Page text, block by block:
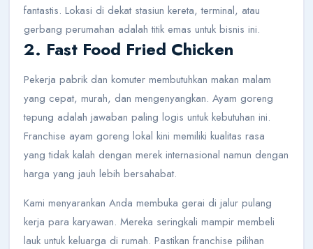
fantastis. Lokasi di dekat stasiun kereta, terminal, atau
gerbang perumahan adalah titik emas untuk bisnis ini.
2. Fast Food Fried Chicken
Pekerja pabrik dan komuter membutuhkan makan malam
yang cepat, murah, dan mengenyangkan. Ayam goreng
tepung adalah jawaban paling logis untuk kebutuhan ini.
Franchise ayam goreng lokal kini memiliki kualitas rasa
yang tidak kalah dengan merek internasional namun dengan
harga yang jauh lebih bersahabat.
Kami menyarankan Anda membuka gerai di jalur pulang
kerja para karyawan. Mereka seringkali mampir membeli
lauk untuk keluarga di rumah. Pastikan franchise pilihan